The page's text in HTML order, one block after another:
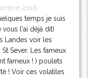
2016
temps je suis
vous l'ai déjà dit)
Landes voir les
Sever. Les fameux
fameux ! ) poulets
! Voir ces volatiles